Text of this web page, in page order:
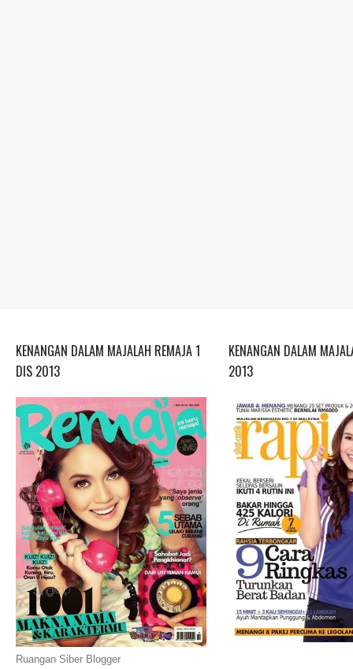
KENANGAN DALAM MAJALAH REMAJA 1
DIS 2013
Ruangan Siber Blogger
KENANGAN DALAM
2013